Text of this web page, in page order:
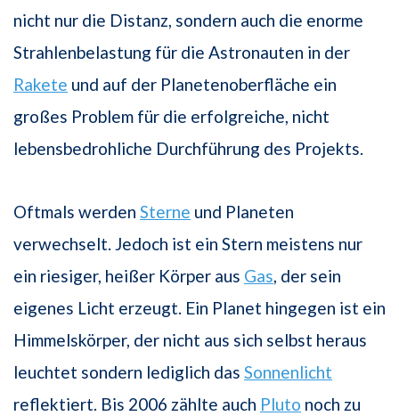
nicht nur die Distanz, sondern auch die enorme
Strahlenbelastung für die Astronauten in der
Rakete und auf der Planetenoberfläche ein
großes Problem für die erfolgreiche, nicht
lebensbedrohliche Durchführung des Projekts.
Oftmals werden Sterne und Planeten
verwechselt. Jedoch ist ein Stern meistens nur
ein riesiger, heißer Körper aus Gas, der sein
eigenes Licht erzeugt. Ein Planet hingegen ist ein
Himmelskörper, der nicht aus sich selbst heraus
leuchtet sondern lediglich das Sonnenlicht
reflektiert. Bis 2006 zählte auch Pluto noch zu